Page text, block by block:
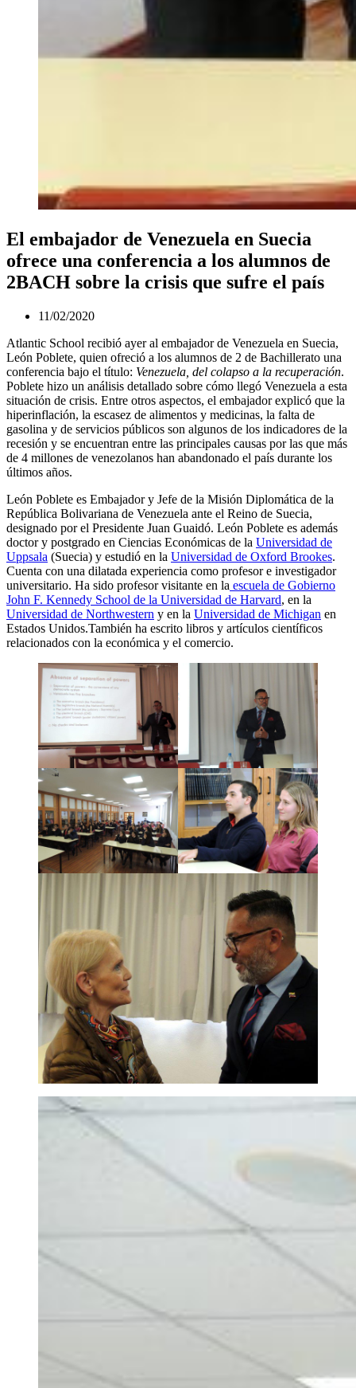
El embajador de Venezuela en Suecia
ofrece una conferencia a los alumnos de
2BACH sobre la crisis que sufre el país
11/02/2020
Atlantic School recibió ayer al embajador de Venezuela en Suecia,
León Poblete, quien ofreció a los alumnos de 2 de Bachillerato una
conferencia bajo el título: Venezuela, del colapso a la recuperación.
Poblete hizo un análisis detallado sobre cómo llegó Venezuela a esta
situación de crisis. Entre otros aspectos, el embajador explicó que la
hiperinflación, la escasez de alimentos y medicinas, la falta de
gasolina y de servicios públicos son algunos de los indicadores de la
recesión y se encuentran entre las principales causas por las que más
de 4 millones de venezolanos han abandonado el país durante los
últimos años.
León Poblete es Embajador y Jefe de la Misión Diplomática de la
República Bolivariana de Venezuela ante el Reino de Suecia,
designado por el Presidente Juan Guaidó. León Poblete es además
doctor y postgrado en Ciencias Económicas de la Universidad de
Uppsala (Suecia) y estudió en la Universidad de Oxford Brookes.
Cuenta con una dilatada experiencia como profesor e investigador
universitario. Ha sido profesor visitante en la escuela de Gobierno
John F. Kennedy School de la Universidad de Harvard, en la
Universidad de Northwestern y en la Universidad de Michigan en
Estados Unidos.También ha escrito libros y artículos científicos
relacionados con la económica y el comercio.